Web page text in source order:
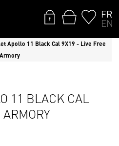
FR
EN
Apollo 11 Black Cal 9X19 - Live Free
Armory
11 BLACK CAL